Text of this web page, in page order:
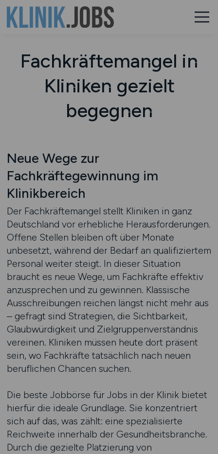
Fachkräftemangel in
Kliniken gezielt
begegnen
Neue Wege zur
Fachkräftegewinnung im
Klinikbereich
Der Fachkräftemangel stellt Kliniken in ganz
Deutschland vor erhebliche Herausforderungen.
Offene Stellen bleiben oft über Monate
unbesetzt, während der Bedarf an qualifiziertem
Personal weiter steigt. In dieser Situation
braucht es neue Wege, um Fachkräfte effektiv
anzusprechen und zu gewinnen. Klassische
Ausschreibungen reichen längst nicht mehr aus
– gefragt sind Strategien, die Sichtbarkeit,
Glaubwürdigkeit und Zielgruppenverständnis
vereinen. Kliniken müssen heute dort präsent
sein, wo Fachkräfte tatsächlich nach neuen
beruflichen Chancen suchen.
Die beste Jobbörse für Jobs in der Klinik bietet
hierfür die ideale Grundlage. Sie konzentriert
sich auf das, was zählt: eine spezialisierte
Reichweite innerhalb der Gesundheitsbranche.
Durch die gezielte Platzierung von